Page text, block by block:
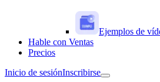
Ejemplos de
Hable con Ventas
Precios
Inicio de sesiónInscribirse